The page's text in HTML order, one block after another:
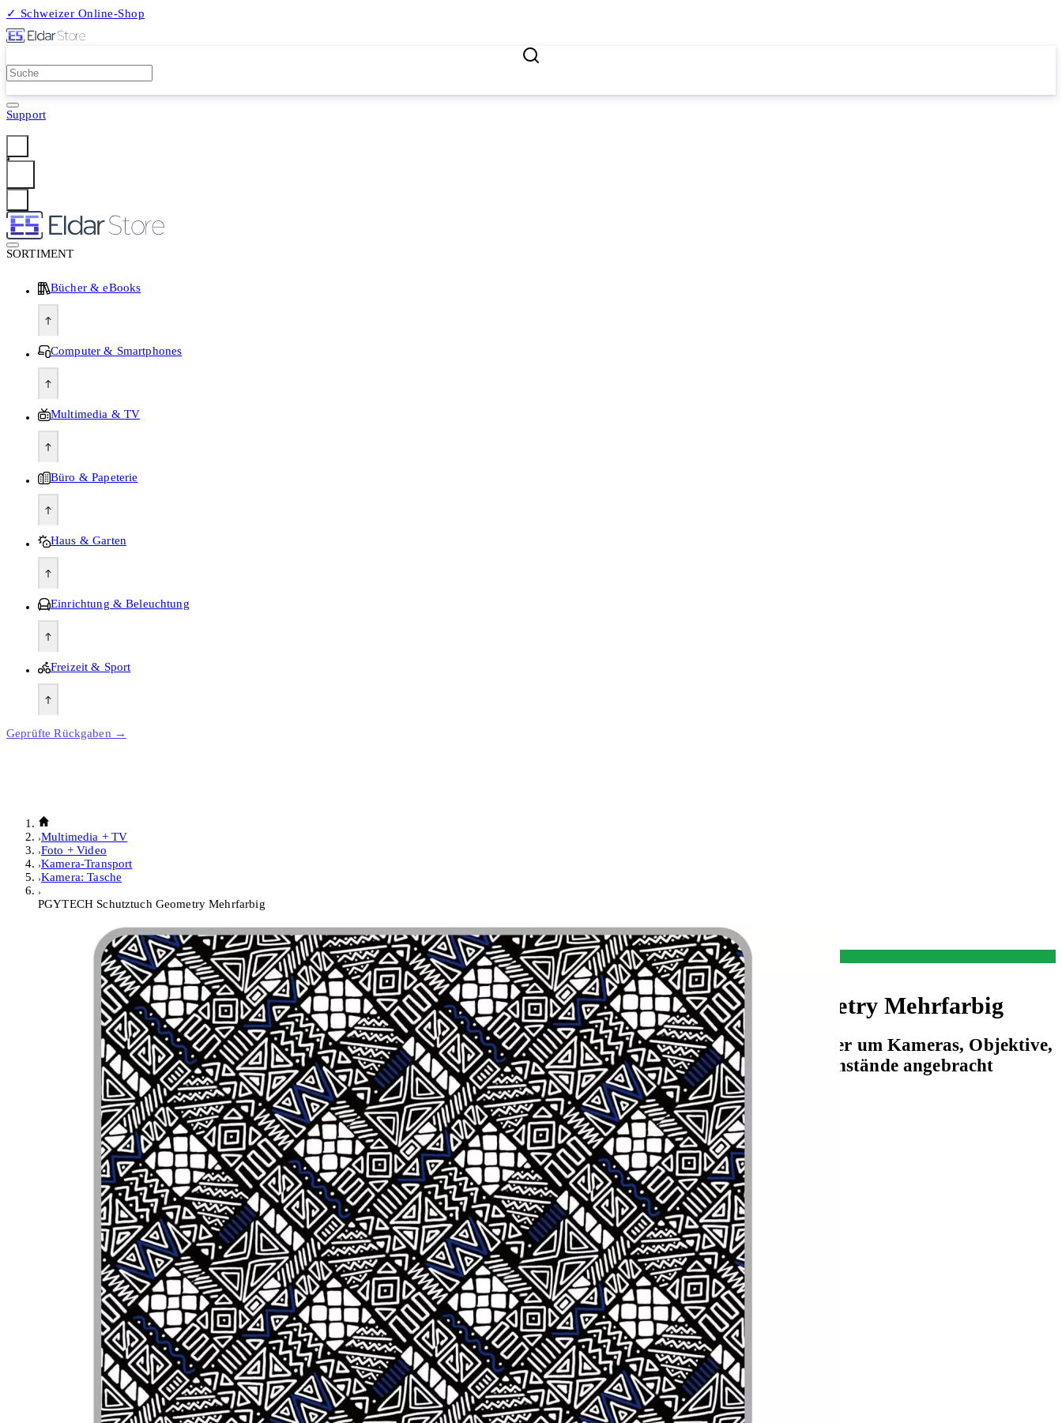
✓ Schweizer Online-Shop
Support
SORTIMENT
Bücher & eBooks
Computer & Smartphones
Multimedia & TV
Büro & Papeterie
Haus & Garten
Einrichtung & Beleuchtung
Freizeit & Sport
Geprüfte Rückgaben →
Multimedia + TV
Foto + Video
Kamera-Transport
Kamera: Tasche
PGYTECH Schutztuch Geometry Mehrfarbig
Aktion
Auf Lager:
8
Kamera: Tasche
PGYTECHSchutztuch Geometry Mehrfarbig
Die schützende Umwicklung kann sicher um Kameras, Objektive,
kleine Stative, Filter oder andere Gegenstände angebracht
werden
Produkt bewerten
Tragemöglichkeit:Ohne Tragevorrichtung
Detailfarbe:Mehrfarbig
Zusatzfächer:Nein
Bauform Kamera:Zubehör
Kamerataschenart:Schutzhülle
Hersteller:
PGYTECH
Hersteller-Artikel-Nr.:P-CB-102
Unsere-Artikel-Nr.:434CMQ996
EAN:6970801339422